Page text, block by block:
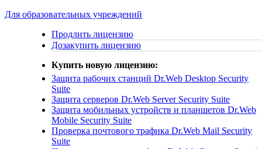
Для образовательных учреждений
Продлить лицензию
Дозакупить лицензию
Купить новую лицензию:
Защита рабочих станций Dr.Web Desktop Security
Suite
Защита серверов Dr.Web Server Security Suite
Защита мобильных устройств и планшетов Dr.Web
Mobile Security Suite
Проверка почтового трафика Dr.Web Mail Security
Suite